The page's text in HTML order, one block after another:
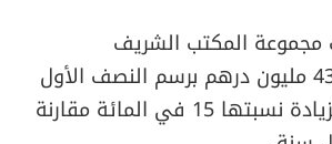
مجموعة المكتب الشريف
للفوسفاط 43.248 مليون درهم برسم النصف الأول
، بزيادة نسبتها 15 في المائة مقارنة